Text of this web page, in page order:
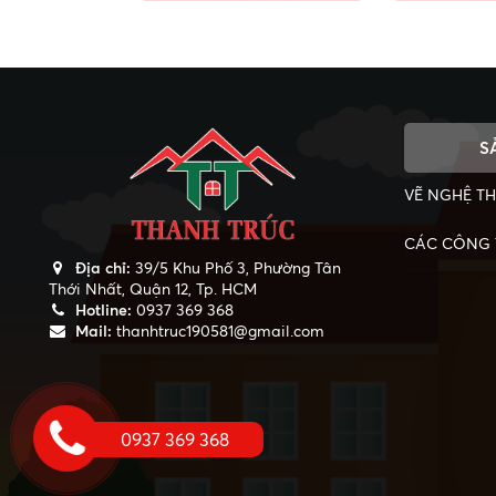
Địa chỉ:39/5 Khu Phố 3, Phường Tân
Thới Nhất, Quận 12, Tp. HCM
Hotline:0937 369 368
Mail:thanhtruc190581@gmail.com
VẼ NGHỆ
CÁC CÔNG
0937 369 368